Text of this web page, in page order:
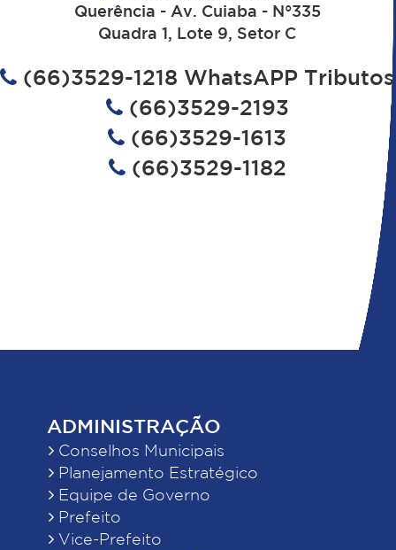
Querência - Av. Cuiaba - N°335
Quadra 1, Lote 9, Setor C
(66)3529-1218 WhatsAPP Tributos
(66)3529-2193
(66)3529-1613
(66)3529-1182
ADMINISTRAÇÃO
Conselhos Municipais
Planejamento Estratégico
Equipe de Governo
Prefeito
Vice-Prefeito